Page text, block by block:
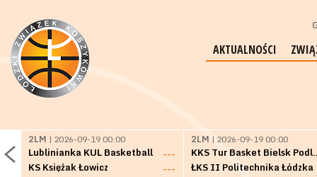
AKTUALNOŚCI
2LM | 2026-09-19 00:00
Lublinianka KUL Basketball
---
KS Księżak Łowicz
---
2LM | 2026-09-19 00:00
KKS Tur
ŁKS II Politechnika Łódzka